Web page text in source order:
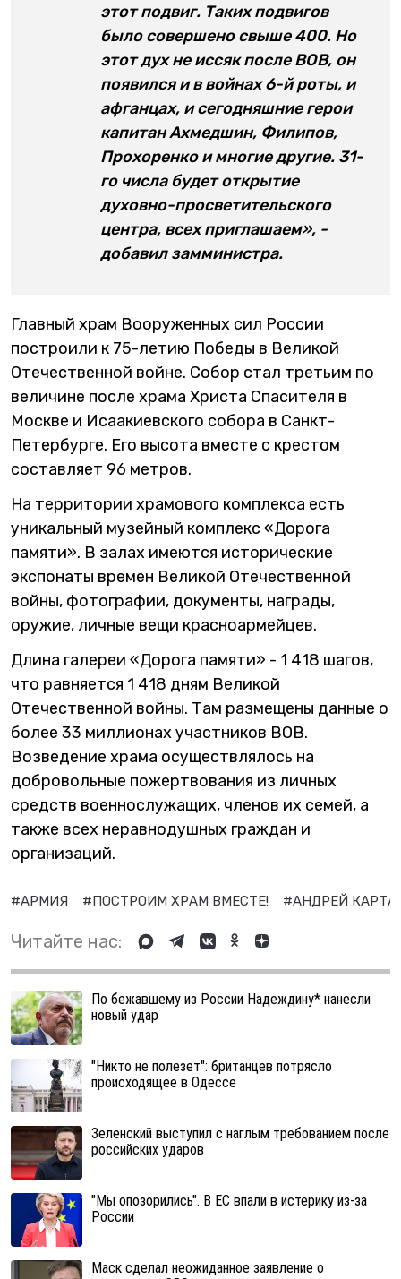
этот подвиг. Таких подвигов
было совершено свыше 400. Но
этот дух не иссяк после ВОВ, он
появился и в войнах 6-й роты, и
афганцах, и сегодняшние герои
капитан Ахмедшин, Филипов,
Прохоренко и многие другие. 31-
го числа будет открытие
духовно-просветительского
центра, всех приглашаем», -
добавил замминистра.
Главный храм Вооруженных сил России
построили к 75-летию Победы в Великой
Отечественной войне. Собор стал третьим по
величине после храма Христа Спасителя в
Москве и Исаакиевского собора в Санкт-
Петербурге. Его высота вместе с крестом
составляет 96 метров.
На территории храмового комплекса есть
уникальный музейный комплекс «Дорога
памяти». В залах имеются исторические
экспонаты времен Великой Отечественной
войны, фотографии, документы, награды,
оружие, личные вещи красноармейцев.
Длина галереи «Дорога памяти» - 1 418 шагов,
что равняется 1 418 дням Великой
Отечественной войны. Там размещены данные о
более 33 миллионах участников ВОВ.
Возведение храма осуществлялось на
добровольные пожертвования из личных
средств военнослужащих, членов их семей, а
также всех неравнодушных граждан и
организаций.
#АРМИЯ #ПОСТРОИМ ХРАМ ВМЕСТЕ! #АНДРЕЙ
Читайте нас:
По бежавшему из России Надеждину* нанесли
новый удар
"Никто не полезет": британцев потрясло
происходящее в Одессе
Зеленский выступил с наглым требованием после
российских ударов
"Мы опозорились". В ЕС впали в истерику из-за
России
Маск сделал неожиданное заявление о